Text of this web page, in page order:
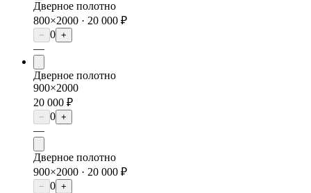
Дверное полотно
800×2000 · 20 000 ₽
− 0 +
—
Дверное полотно
900×2000
20 000 ₽
− 0 +
—
Дверное полотно
900×2000 · 20 000 ₽
− 0 +